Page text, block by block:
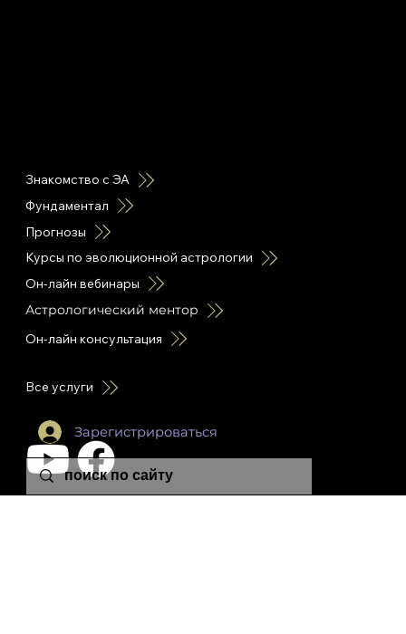
Знакомство с ЭА
Фундаментал
Прогнозы
Курсы по эволюционной астрологии
Он-лайн вебинары
Астрологический ментор
Он-лайн консультация
Все услуги
Зарегистрироваться